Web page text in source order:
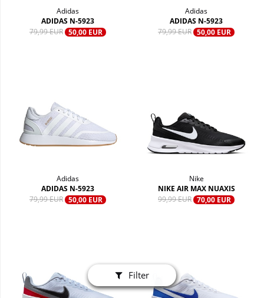
Filter
Adidas
ADIDAS N-5923
79,99 EUR 50,00 EUR
Adidas
ADIDAS N-5923
79,99 EUR 50,00 EUR
Adidas
ADIDAS N-5923
79,99 EUR 50,00 EUR
Nike
NIKE AIR MAX NUAXIS
99,99 EUR 70,00 EUR